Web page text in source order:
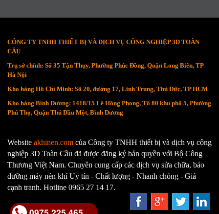
CÔNG TY TNHH THIẾT BỊ VÀ DỊCH VỤ CÔNG NGHIỆP 3D TOÀN
CẦU
Trụ sở chính: Số 35 Tận Thụy, Phường Phúc Đồng, Quận Long Biên, TP
Hà Nội
Kho hàng Hồ Chí Minh: Số 20, đường 17, Linh Trung, Thủ Đức, TP HCM
Kho hàng Bình Dương: 1418/15 Lê Hồng Phong, Tổ 80 khu phố 5, Phường
Phú Thọ, Quận Thủ Dầu Một, Bình Dương
Website akhinen.com của Công ty TNHH thiết bị và dịch vụ công
nghiệp 3D Toàn Cầu đã được đăng ký bản quyền với Bộ Công
Thương Việt Nam. Chuyên cung cấp các dịch vụ sửa chữa, bảo
dưỡng máy nén khí Uy tín - Chất lượng - Nhanh chóng - Giá
cạnh tranh. Hotline 0965 27 14 17.